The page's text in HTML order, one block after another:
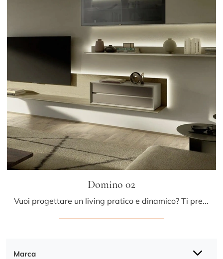
Marca
Domino 02
Vuoi progettare un living pratico e dinamico? Ti presentiamo la parete attrezzata Domino 02 Sangiacomo dalle linee decise moderne.